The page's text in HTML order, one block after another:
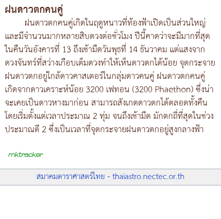
ฝนดาวตกคนคู่
ฝนดาวตกคนคู่เกิดในฤดูหนาวที่ท้องฟ้าเปิดเป็นส่วนใหญ่
และมีจำนวนมากหลายสิบดวงต่อชั่วโมง ปีนี้คาดว่าจะมีมากที่สุด
ในคืนวันอังคารที่ 13 ถึงเช้ามืดวันพุธที่ 14 ธันวาคม แต่แสงจาก
ดวงจันทร์ที่สว่างเกือบเต็มดวงทำให้เห็นดาวตกได้น้อย จุดกระจาย
ฝนดาวตกอยู่ใกล้ดาวคาสเตอร์ในกลุ่มดาวคนคู่ ฝนดาวตกคนคู่
เกิดจากดาวเคราะห์น้อย 3200 เฟทอน (3200 Phaethon) ซึ่งน่า
จะเคยเป็นดาวหางมาก่อน สามารถสังเกตดาวตกได้ตลอดทั้งคืน
โดยเริ่มตั้งแต่เวลาประมาณ 2 ทุ่ม จนถึงเช้ามืด มักตกถี่ที่สุดในช่วง
ประมาณตี 2 ซึ่งเป็นเวลาที่จุดกระจายฝนดาวตกอยู่สูงกลางฟ้า
สมาคมดาราศาสตร์ไทย - thaiastro.nectec.or.th